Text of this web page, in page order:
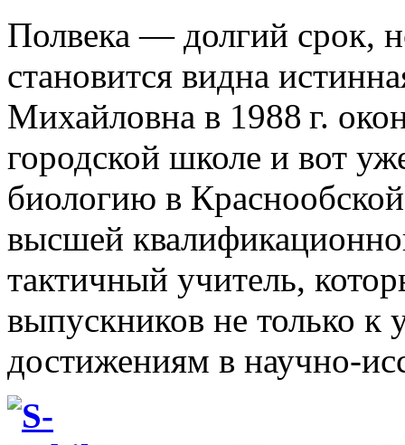
Полвека — долгий срок,
становится видна
Михайловна в 1988 г.
городской школе и вот
биологию в
высшей
тактичный учитель,
выпускников не только
достижениям в научно-